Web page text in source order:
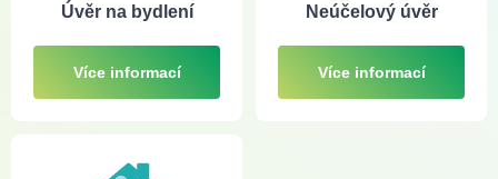
Úvěr na bydlení
Více informací
Neúčelový úvěr
Více informací